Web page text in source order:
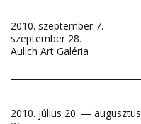
2010. szeptember 7. —
szeptember 28.
Aulich Art Galéria
2010. július 20. — augusztus